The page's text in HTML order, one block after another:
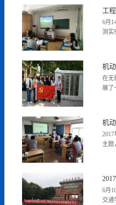
工
6月
测实
机
在无
展了
机
主题
6月
交通